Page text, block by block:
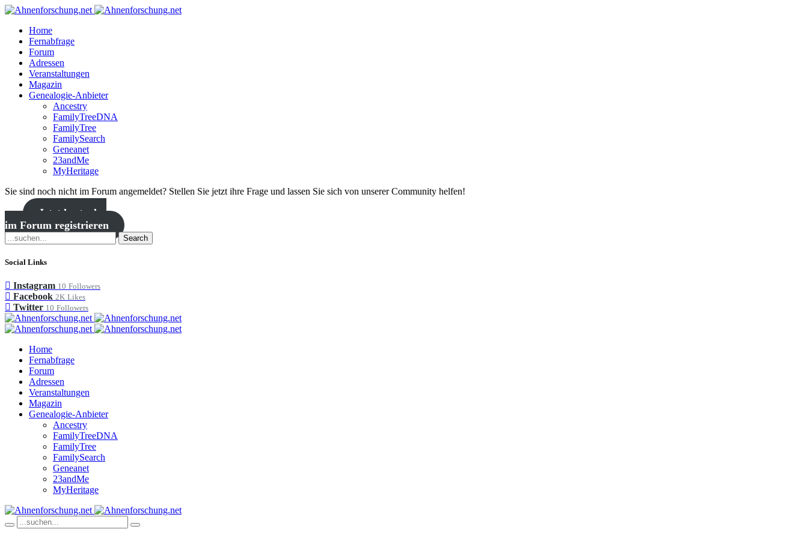
Home
Fernabfrage
Forum
Adressen
Veranstaltungen
Magazin
Genealogie-Anbieter
Ancestry
FamilyTreeDNA
FamilyTree
FamilySearch
Geneanet
23andMe
MyHeritage
Sie sind noch nicht im Forum angemeldet? Stellen Sie jetzt ihre Frage und lassen Sie sich von unserer Community helfen!
Jetzt kostenlos
im Forum registrieren
Search
Social Links
Instagram 10 Followers
Facebook 2K Likes
Twitter 10 Followers
Home
Fernabfrage
Forum
Adressen
Veranstaltungen
Magazin
Genealogie-Anbieter
Ancestry
FamilyTreeDNA
FamilyTree
FamilySearch
Geneanet
23andMe
MyHeritage